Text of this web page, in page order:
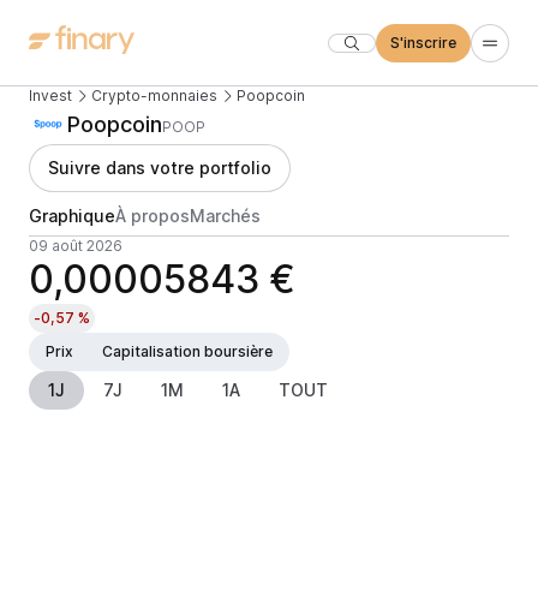
S'inscrire
Invest Crypto-monnaies Poopcoin
PoopcoinPOOP
Suivre dans votre portfolio
GraphiqueÀ proposMarchés
09 août 2026
0,00005843 €
-0,57 %
Prix
Capitalisation boursière
1J 7J 1M 1A TOUT